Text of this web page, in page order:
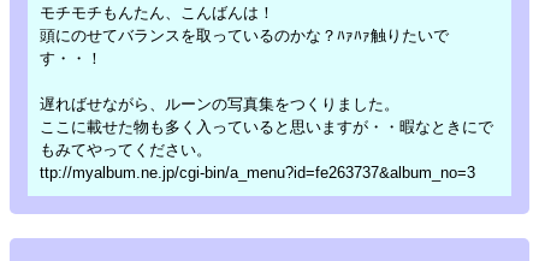
モチモチもんたん、こんばんは！
頭にのせてバランスを取っているのかな？ﾊｧﾊｧ触りたいで
す・・！
遅ればせながら、ルーンの写真集をつくりました。
ここに載せた物も多く入っていると思いますが・・暇なときにで
もみてやってください。
ttp://myalbum.ne.jp/cgi-bin/a_menu?id=fe263737&album_no=3